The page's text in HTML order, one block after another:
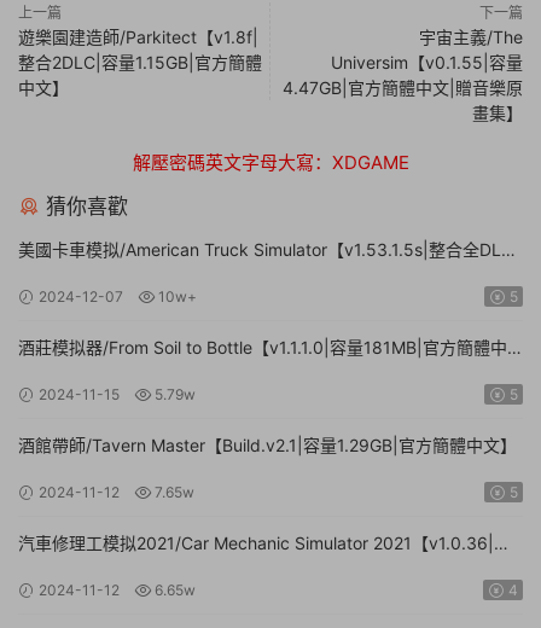
上一篇
遊樂園建造師/Parkitect【v1.8f|
整合2DLC|容量1.15GB|官方簡體
中文】
下一篇
宇宙主義/The
Universim【v0.1.55|容量
4.47GB|官方簡體中文|贈音樂原
畫集】
解壓密碼英文字母大寫：XDGAME
猜你喜歡
美國卡車模拟/American Truck Simulator【v1.53.1.5s|整合全DLC|
2024-12-07 10w+ 5
酒莊模拟器/From Soil to Bottle【v1.1.1.0|容量181MB|官方簡體中
2024-11-15 5.79w 5
酒館帶師/Tavern Master【Build.v2.1|容量1.29GB|官方簡體中文】
2024-11-12 7.65w 5
汽車修理工模拟2021/Car Mechanic Simulator 2021【v1.0.36|集
2024-11-12 6.65w 4